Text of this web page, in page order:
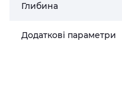
Глибина
Додаткові параметри